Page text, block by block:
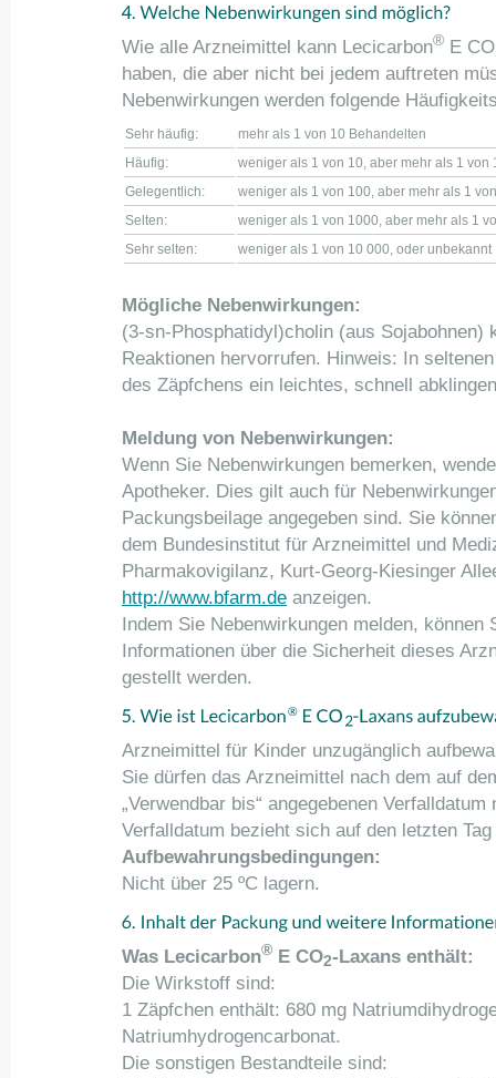
Wie alle Arzneimittel kann Lecicarbon® E CO
haben, die aber nicht bei jedem auftreten
Nebenwirkungen werden folgende
Sehr häufig:
mehr als 1 von 10 Behandelten
Häufig:
weniger als 1 von 10, aber mehr als 1 von
Gelegentlich:
weniger als 1 von 100, aber mehr als 1
Selten:
weniger als 1 von 1000, aber mehr als 1
Sehr selten:
weniger als 1 von 10 000, oder unbekannt
Mögliche Nebenwirkungen:
(3-sn-Phosphatidyl)cholin (aus Sojabohnen)
Reaktionen hervorrufen. Hinweis: In
des Zäpfchens ein leichtes, schnell
Meldung von Nebenwirkungen:
Wenn Sie Nebenwirkungen bemerken,
Apotheker. Dies gilt auch für
Packungsbeilage angegeben sind. Sie
dem Bundesinstitut für Arzneimittel und
Pharmakovigilanz, Kurt-Georg-Kiesinger
http://www.bfarm.de anzeigen.
Indem Sie Nebenwirkungen melden, können
Informationen über die Sicherheit dieses
gestellt werden.
Arzneimittel für Kinder unzugänglich
Sie dürfen das Arzneimittel nach dem auf
„Verwendbar bis“ angegebenen
Verfalldatum bezieht sich auf den letzten
Aufbewahrungsbedingungen:
Nicht über 25 ºC lagern.
Was Lecicarbon® E CO2-Laxans enthält:
Die Wirkstoff sind:
1 Zäpfchen enthält: 680 mg
Natriumhydrogencarbonat.
Die sonstigen Bestandteile sind: